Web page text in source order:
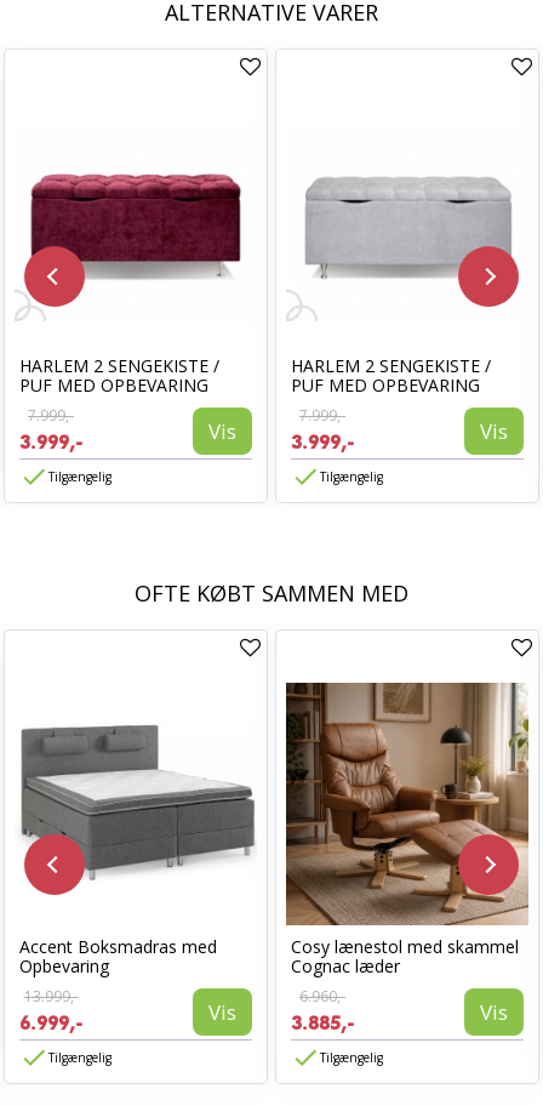
ALTERNATIVE VARER
HARLEM 2 SENGEKISTE /
PUF MED OPBEVARING
7.999,-
3.999,- Vis
Tilgængelig
HARLEM 2 SENGEKISTE /
PUF MED OPBEVARING
7.999,-
3.999,- Vis
Tilgængelig
OFTE KØBT SAMMEN MED
Accent Boksmadras med
Opbevaring
13.999,-
6.999,- Vis
Tilgængelig
Cosy lænestol med skammel
Cognac læder
6.960,-
3.885,- Vis
Tilgængelig